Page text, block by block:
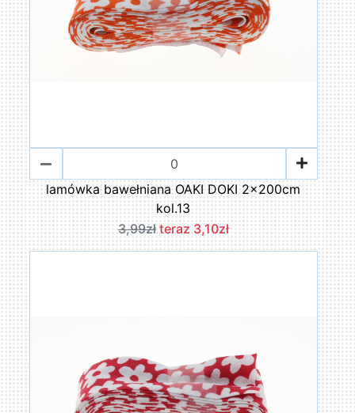
lamówka bawełniana OAKI DOKI 2x200cm
kol.13
3,99zł teraz 3,10zł